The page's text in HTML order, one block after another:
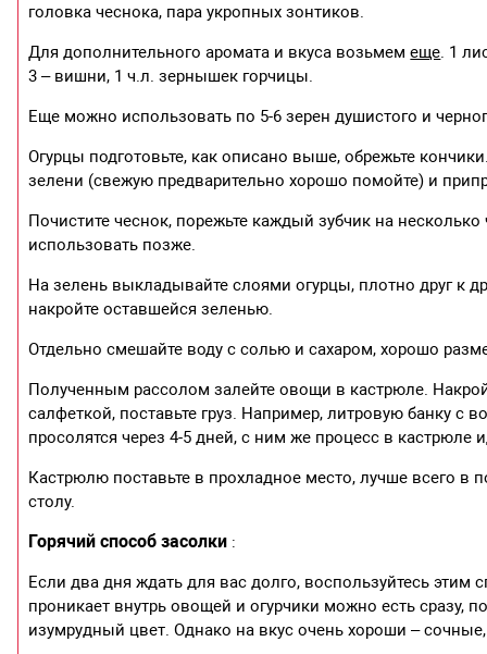
головка чеснока, пара укропных зонтиков.
Для дополнительного аромата и вкуса возьмемеще. 1
3 – вишни, 1 ч.л. зернышек горчицы.
Еще можно использовать по 5-6 зерен душистого и
Огурцы подготовьте, как описано выше, обрежьте
зелени (свежую предварительно хорошо помойте) и
Почистите чеснок, порежьте каждый зубчик на
использовать позже.
На зелень выкладывайте слоями огурцы, плотно друг к
накройте оставшейся зеленью.
Отдельно смешайте воду с солью и сахаром, хорошо
Полученным рассолом залейте овощи в кастрюле.
салфеткой, поставьте груз. Например, литровую банку с
просолятся через 4-5 дней, с ним же процесс в кастрюле
Кастрюлю поставьте в прохладное место, лучше всего в
столу.
Горячий способ засолки :
Если два дня ждать для вас долго, воспользуйтесь
проникает внутрь овощей и огурчики можно есть сразу,
изумрудный цвет. Однако на вкус очень хороши –